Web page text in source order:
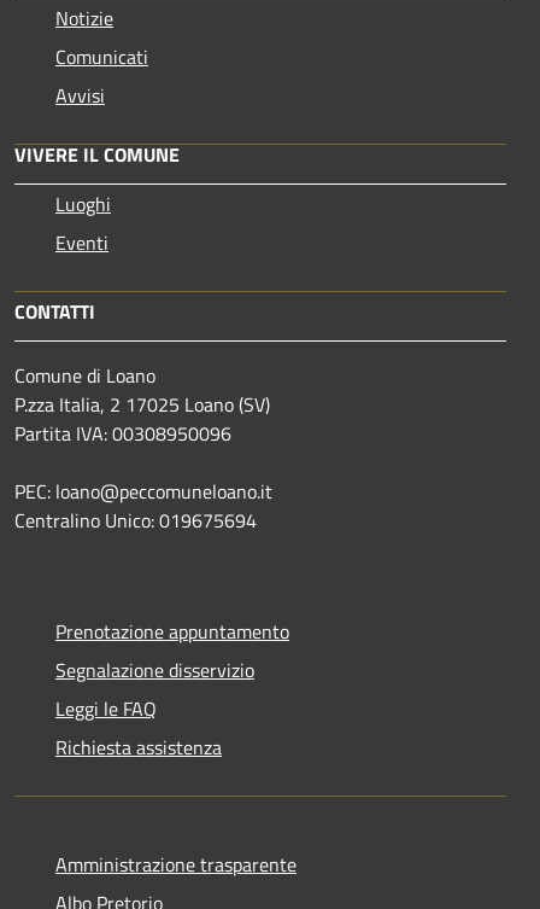
Notizie
Comunicati
Avvisi
VIVERE IL COMUNE
Luoghi
Eventi
CONTATTI
Comune di Loano
P.zza Italia, 2 17025 Loano (SV)
Partita IVA: 00308950096
PEC: loano@peccomuneloano.it
Centralino Unico: 019675694
Prenotazione appuntamento
Segnalazione disservizio
Leggi le FAQ
Richiesta assistenza
Amministrazione trasparente
Albo Pretorio